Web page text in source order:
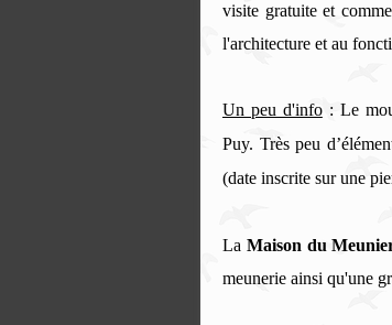
visite gratuite et
l'architecture et au
Un peu d'info: Le
Puy. Très peu
(date inscrite sur une
La Maison du
meunerie ainsi qu'une